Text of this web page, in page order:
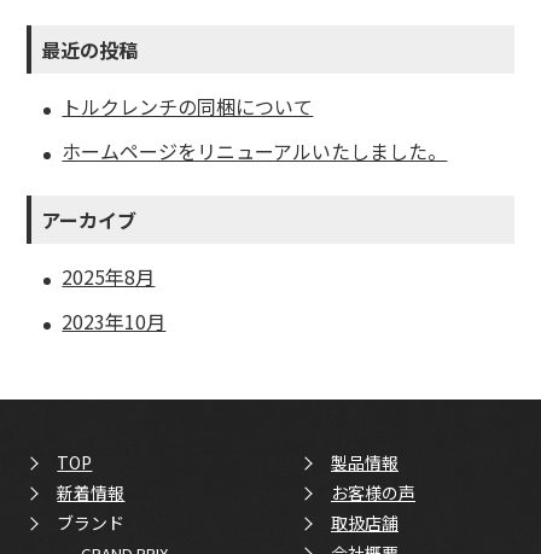
最近の投稿
トルクレンチの同梱について
ホームページをリニューアルいたしました。
アーカイブ
2025年8月
2023年10月
TOP
新着情報
ブランド
製品情報
お客様の声
取扱店舗